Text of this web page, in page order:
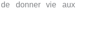
de donner vie aux